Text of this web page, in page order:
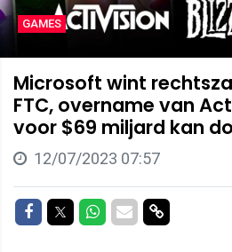
GAMES
Microsoft wint
FTC, overname van
voor $69 miljard kan
12/07/2023 07:57
Delen op Facebook
Delen op Twitter
Delen op Whatsapp
Delen via Mail
Delen via